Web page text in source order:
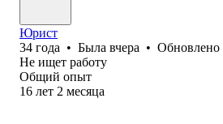
Юрист
34 года • Была вчера • Обновлено
Не ищет работу
Общий опыт
16 лет 2 месяца